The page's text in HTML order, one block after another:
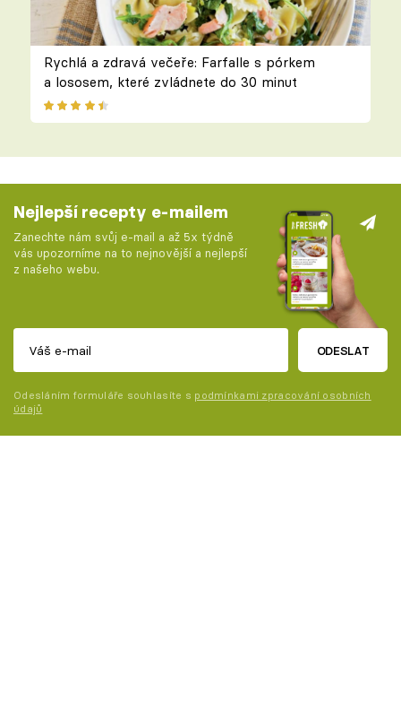
Rychlá a zdravá večeře: Farfalle s pórkem
a lososem, které zvládnete do 30 minut
Nejlepší recepty e-mailem
Zanechte nám svůj e-mail a až 5x týdně
vás upozorníme na to nejnovější a nejlepší
z našeho webu.
ODESLAT
Odesláním formuláře souhlasíte s podmínkami zpracování osobních
údajů